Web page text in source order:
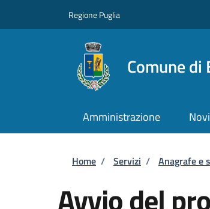
Regione Puglia
Comune di
Amministrazione
Briciole di
Home / Servizi / Anagrafe e